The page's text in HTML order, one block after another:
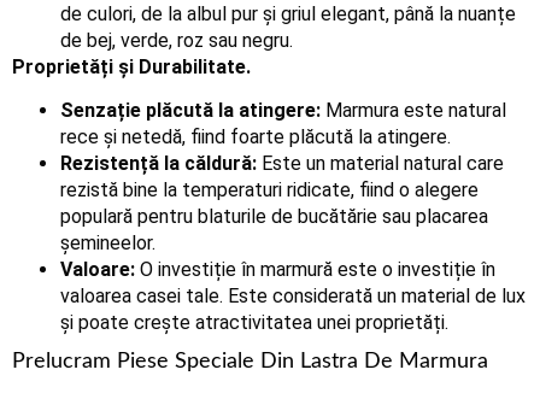
de culori, de la albul pur și griul elegant, până la nuanțe
de bej, verde, roz sau negru.
Proprietăți și Durabilitate.
Senzație plăcută la atingere: Marmura este natural
rece și netedă, fiind foarte plăcută la atingere.
Rezistență la căldură: Este un material natural care
rezistă bine la temperaturi ridicate, fiind o alegere
populară pentru blaturile de bucătărie sau placarea
șemineelor.
Valoare: O investiție în marmură este o investiție în
valoarea casei tale. Este considerată un material de lux
și poate crește atractivitatea unei proprietăți.
Prelucram Piese Speciale Din Lastra De Marmura